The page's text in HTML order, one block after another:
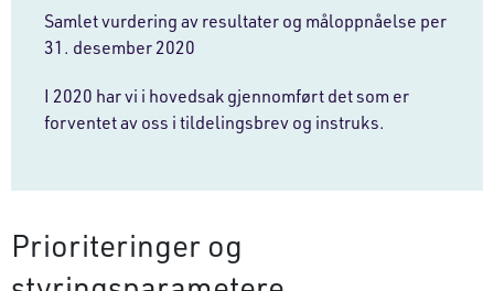
Samlet vurdering av resultater og måloppnåelse per
31. desember 2020
I 2020 har vi i hovedsak gjennomført det som er
forventet av oss i tildelingsbrev og instruks.
Prioriteringer og